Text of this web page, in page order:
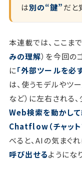
は別の“鍵”だと
本連載では、ここまで
みの理解）を今回の
に「外部ツールを必
は、使うモデルやツ
など）に左右される
Web検索を動かし
Chatflow（チャット
べると、AIの気まぐ
呼び出せるようにな